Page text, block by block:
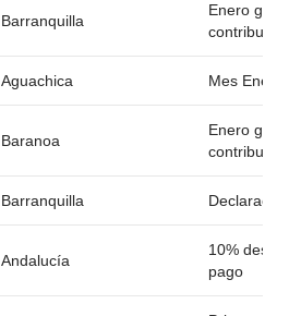
Barranquilla
Enero
Aguachica Mes Enero
Baranoa
Enero
Barranquilla
Andalucía
10%
pago